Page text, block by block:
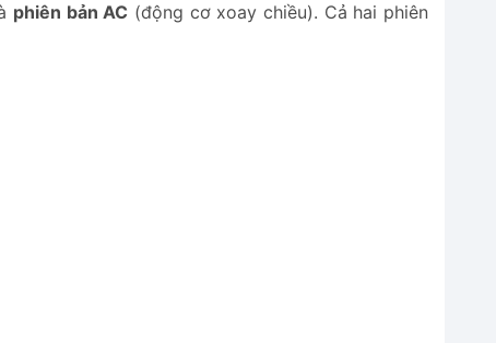
phiên bản AC (động cơ xoay chiều). Cả hai phiên